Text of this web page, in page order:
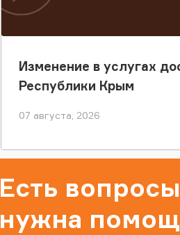
Изменение в услугах
Республики Крым
07 августа, 2026
Есть
нужна